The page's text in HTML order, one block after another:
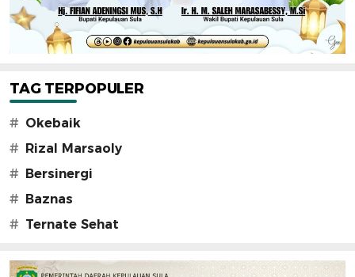
TAG TERPOPULER
# Okebaik
#
Rizal Marsaoly
#
Bersinergi
#
Baznas
# Ternate Sehat